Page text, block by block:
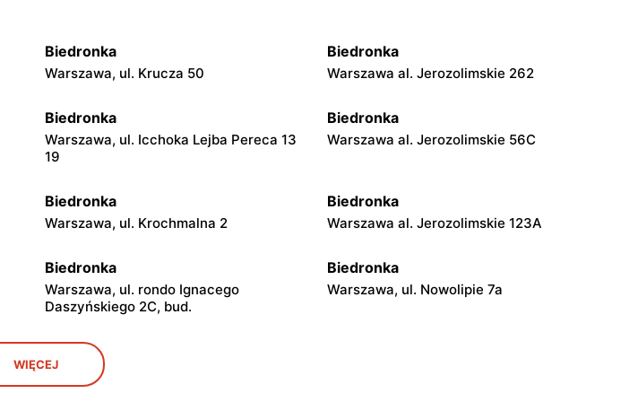
Biedronka
Warszawa, ul. Krucza 50
Biedronka
Warszawa al. Jerozolimskie 262
Biedronka
Warszawa, ul. Icchoka Lejba Pereca 13
19
Biedronka
Warszawa al. Jerozolimskie 56C
Biedronka
Warszawa, ul. Krochmalna 2
Biedronka
Warszawa al. Jerozolimskie 123A
Biedronka
Warszawa, ul. rondo Ignacego
Daszyńskiego 2C, bud.
Biedronka
Warszawa, ul. Nowolipie 7a
Biedronka
Warszawa, ul. Dobra 42
WIĘCEJ